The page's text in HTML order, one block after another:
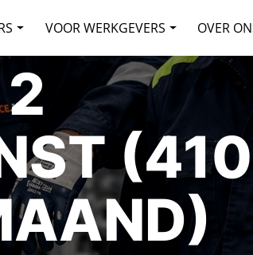
VOOR WERKGEVERS OVER